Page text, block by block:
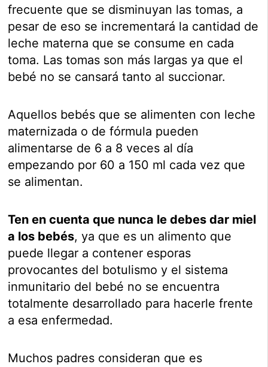
frecuente que se disminuyan las tomas, a
pesar de eso se incrementará la cantidad de
leche materna que se consume en cada
toma. Las tomas son más largas ya que el
bebé no se cansará tanto al succionar.
Aquellos bebés que se alimenten con leche
maternizada o de fórmula pueden
alimentarse de 6 a 8 veces al día
empezando por 60 a 150 ml cada vez que
se alimentan.
Ten en cuenta que nunca le debes dar miel
a los bebés, ya que es un alimento que
puede llegar a contener esporas
provocantes del botulismo y el sistema
inmunitario del bebé no se encuentra
totalmente desarrollado para hacerle frente
a esa enfermedad.
Muchos padres consideran que es